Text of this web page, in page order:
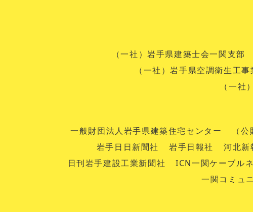
（一社）岩手県建築士会一関支部
（一社）岩手県空調衛生工
（一社
一般財団法人岩手県建築住宅センター
（
岩手日日新聞社
岩手日報社 河北新
日刊岩手建設工業新聞社
ICN一関ケーブル
一関コミュ